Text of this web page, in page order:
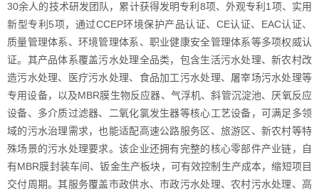
30余人的技术研发团队，累计获得发明专利8项、外观专利1项、实用
新型专利5项，通过CCEP环境保护产品认证、CE认证、EAC认证、
质量管理体系、环境管理体系、职业健康安全管理体系等多项权威认
证。其产品体系覆盖污水处理全品类，包含生活污水处理、新农村改
造污水处理、医疗污水处理、食品加工污水处理、屠宰场污水处理等
专用设备，以及MBR膜生物反应器、气浮机、斜管沉淀池、厌氧反应
设备、多介质过滤器、二氧化氯发生器等核心工艺设备，可满足多领
域的污水治理需求，也能适配高速公路服务区、旅游区、新农村等特
殊场景的污水处理要求。该企业还拥有完整的核心零部件产业链，自
有MBR膜封装车间、钣金生产板块，可有效控制生产成本，缩短项目
交付周期。其服务覆盖市政供水、市政污水处理、农村污水处理、高